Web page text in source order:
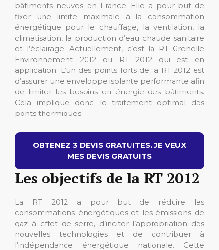
bâtiments neuves en France. Elle a pour but de
fixer une limite maximale à la consommation
énergétique pour le chauffage, la ventilation, la
climatisation, la production d’eau chaude sanitaire
et l’éclairage. Actuellement, c’est la RT Grenelle
Environnement 2012 ou RT 2012 qui est en
application. L’un des points forts de la RT 2012 est
d’assurer une enveloppe isolante performante afin
de limiter les besoins en énergie des bâtiments.
Cela implique donc le traitement optimal des
ponts thermiques.
OBTENEZ 3 DEVIS GRATUITES. JE VEUX
MES DEVIS GRATUITS
Les objectifs de la RT 2012
La RT 2012 a pour but de réduire les
consommations énergétiques et les émissions de
gaz à effet de serre, d’inciter l’appropriation des
nouvelles technologies et de contribuer à
l’indépendance énergétique nationale. Cette